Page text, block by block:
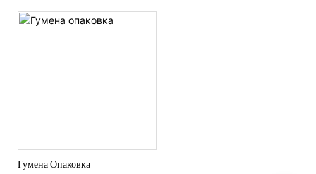
Гумена Опаковка